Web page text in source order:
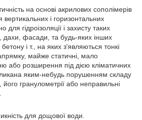
на основі акрилових сополімерів
вертикальних і горизонтальних
гідроізоляції і захисту таких
дахи, фасади, та будь-яких інших
і т., на яких з'являються тонкі
майже статичні, мало
або розширення під дією кліматичних
яким-небудь порушенням складу
його гранулометрії або неправильні
для дощової води.